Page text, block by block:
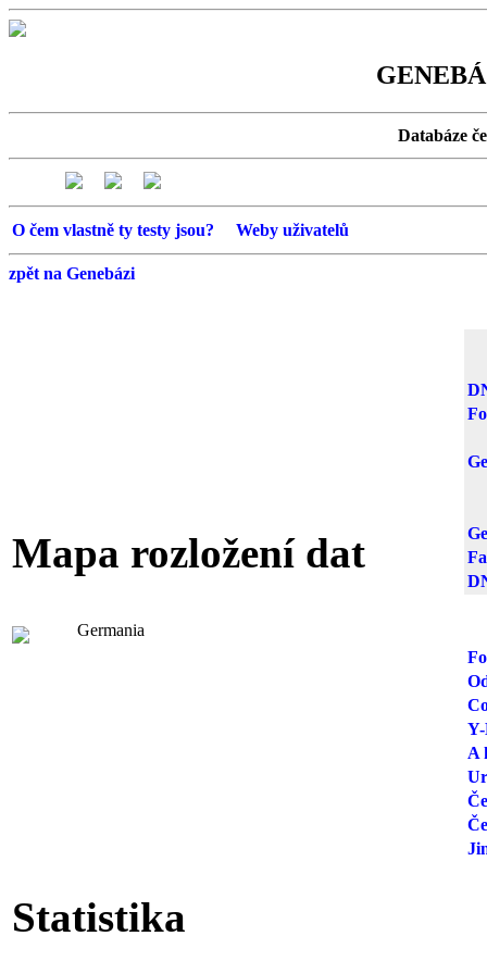
Databáze
O čem vlastně ty testy jsou? Weby uživatelů
zpět na Genebázi
Mapa rozložení dat
Germania
A
Statistika